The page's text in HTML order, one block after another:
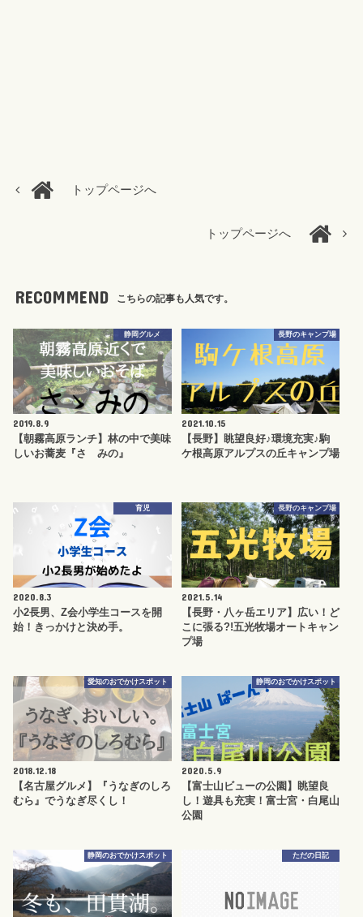
トップページへ
トップページへ
RECOMMEND こちらの記事も人気です。
静岡グルメ
2019.8.9
【朝霧高原ランチ】林の中で美味
しいお蕎麦『さゝみの』
長野のキャンプ場
2021.10.15
【長野】眺望良好♪環境充実♪駒
ケ根高原アルプスの丘キャンプ場
育児
2020.8.3
小2長男、Z会小学生コースを開
始！きっかけと決め手。
長野のキャンプ場
2021.5.14
【長野・八ヶ岳エリア】広い！ど
こに張る?!五光牧場オートキャン
プ場
愛知のおでかけスポット
2018.12.18
【名古屋グルメ】『うなぎのしろ
むら』でうなぎ尽くし！
静岡のおでかけスポット
2020.5.9
【富士山ビューの公園】眺望良
し！遊具も充実！富士宮・白尾山
公園
静岡のおでかけスポット ただの日記